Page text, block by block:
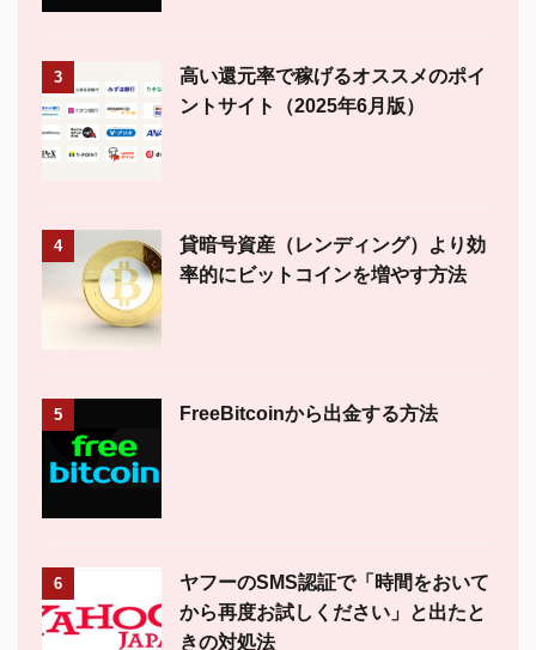
3
高い還元率で稼げるオススメのポイ
ントサイト（2025年6月版）
4
貸暗号資産（レンディング）より効
率的にビットコインを増やす方法
5 FreeBitcoinから出金する方法
6
ヤフーのSMS認証で「時間をおいて
から再度お試しください」と出たと
きの対処法